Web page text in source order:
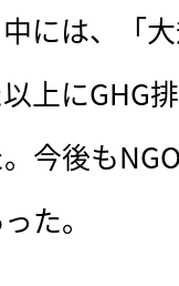
には、「
上にGHG
今後も
た。